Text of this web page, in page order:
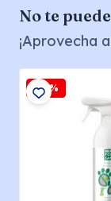
No te
¡Aprovecha
-15%